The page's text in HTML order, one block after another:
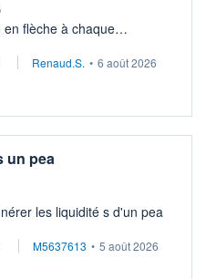
flèche à chaque
pour sa retraite.
Renaud.S. • 6 août 2026
un pea
les liquidité s d'un pea
M5637613 • 5 août 2026